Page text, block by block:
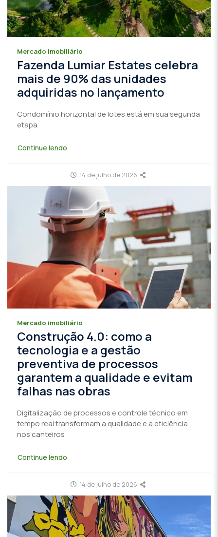
Mercado imobiliário
Fazenda Lumiar Estates celebra
mais de 90% das unidades
adquiridas no lançamento
Condomínio horizontal de lotes está em sua segunda
etapa
Continue lendo
14 de julho de 2026
Mercado imobiliário
Construção 4.0: como a
tecnologia e a gestão
preventiva de processos
garantem a qualidade e evitam
falhas nas obras
Digitalização de processos e controle técnico em
tempo real transformam a qualidade e a eficiência
nos canteiros
Continue lendo
14 de julho de 2026